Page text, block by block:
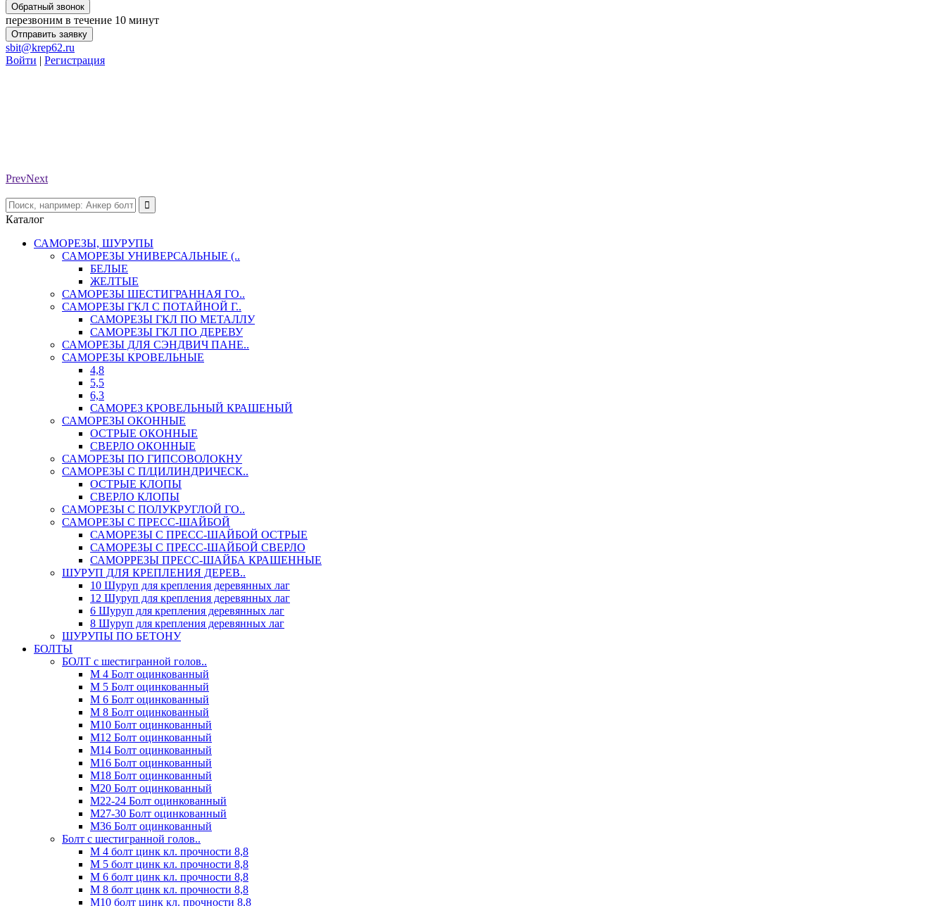
Обратный звонок
перезвоним в течение 10 минут
Отправить заявку
sbit@krep62.ru
Войти | Регистрация
PrevNext
Каталог
САМОРЕЗЫ, ШУРУПЫ
САМОРЕЗЫ УНИВЕРСАЛЬНЫЕ (..
БЕЛЫЕ
ЖЕЛТЫЕ
САМОРЕЗЫ ШЕСТИГРАННАЯ ГО..
САМОРЕЗЫ ГКЛ С ПОТАЙНОЙ Г..
САМОРЕЗЫ ГКЛ ПО МЕТАЛЛУ
САМОРЕЗЫ ГКЛ ПО ДЕРЕВУ
САМОРЕЗЫ ДЛЯ СЭНДВИЧ ПАНЕ..
САМОРЕЗЫ КРОВЕЛЬНЫЕ
4,8
5,5
6,3
САМОРЕЗ КРОВЕЛЬНЫЙ КРАШЕНЫЙ
САМОРЕЗЫ ОКОННЫЕ
ОСТРЫЕ ОКОННЫЕ
СВЕРЛО ОКОННЫЕ
САМОРЕЗЫ ПО ГИПСОВОЛОКНУ
САМОРЕЗЫ С П/ЦИЛИНДРИЧЕСК..
ОСТРЫЕ КЛОПЫ
СВЕРЛО КЛОПЫ
САМОРЕЗЫ С ПОЛУКРУГЛОЙ ГО..
САМОРЕЗЫ С ПРЕСС-ШАЙБОЙ
САМОРЕЗЫ С ПРЕСС-ШАЙБОЙ ОСТРЫЕ
САМОРЕЗЫ С ПРЕСС-ШАЙБОЙ СВЕРЛО
САМОРРЕЗЫ ПРЕСС-ШАЙБА КРАШЕННЫЕ
ШУРУП ДЛЯ КРЕПЛЕНИЯ ДЕРЕВ..
10 Шуруп для крепления деревянных лаг
12 Шуруп для крепления деревянных лаг
6 Шуруп для крепления деревянных лаг
8 Шуруп для крепления деревянных лаг
ШУРУПЫ ПО БЕТОНУ
БОЛТЫ
БОЛТ с шестигранной голов..
М 4 Болт оцинкованный
М 5 Болт оцинкованный
М 6 Болт оцинкованный
М 8 Болт оцинкованный
М10 Болт оцинкованный
М12 Болт оцинкованный
М14 Болт оцинкованный
М16 Болт оцинкованный
М18 Болт оцинкованный
М20 Болт оцинкованный
М22-24 Болт оцинкованный
М27-30 Болт оцинкованный
М36 Болт оцинкованный
Болт с шестигранной голов..
М 4 болт цинк кл. прочности 8,8
М 5 болт цинк кл. прочности 8,8
М 6 болт цинк кл. прочности 8,8
М 8 болт цинк кл. прочности 8,8
М10 болт цинк кл. прочности 8,8